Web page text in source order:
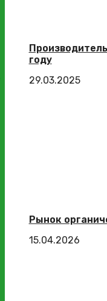
году
29.03.2025
Рынок
15.04.2026